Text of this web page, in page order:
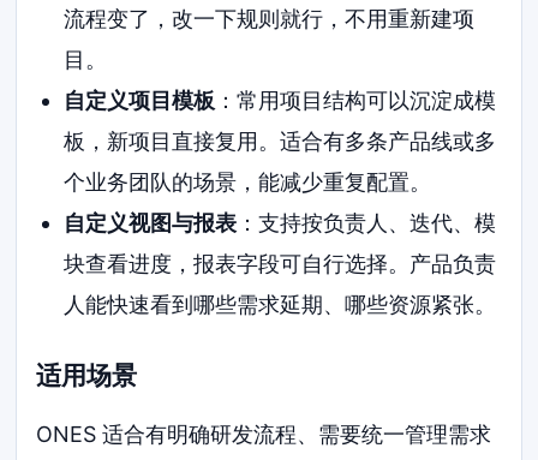
流程变了，改一下规则就行，不用重新建项
目。
自定义项目模板：常用项目结构可以沉淀成模
板，新项目直接复用。适合有多条产品线或多
个业务团队的场景，能减少重复配置。
自定义视图与报表：支持按负责人、迭代、模
块查看进度，报表字段可自行选择。产品负责
人能快速看到哪些需求延期、哪些资源紧张。
适用场景
ONES 适合有明确研发流程、需要统一管理需求